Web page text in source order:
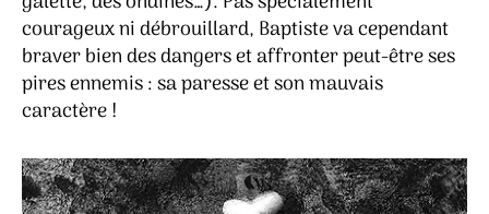
courageux ni débrouillard, Baptiste va cependant
braver bien des dangers et affronter peut-être ses
pires ennemis : sa paresse et son mauvais
caractère !